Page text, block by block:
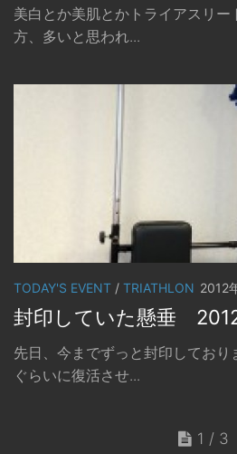
美白とか美肌とかトライアスリー
方、多いと思われ...
TODAY'S EVENT / TRIATHLON 2012
封印していた懸垂
先日、今までずっと封印しており
ぐらいに復活させ...
1 / 3